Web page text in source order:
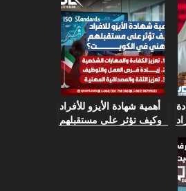
أهمية شهادة الأيزو للأفراد
وكيف تؤثر على مستقبلهم